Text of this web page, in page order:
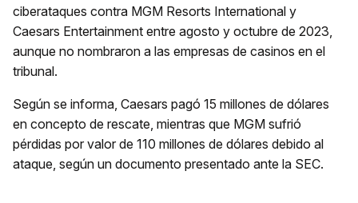
ciberataques contra MGM Resorts International y
Caesars Entertainment entre agosto y octubre de 2023,
aunque no nombraron a las empresas de casinos en el
tribunal.
Según se informa, Caesars pagó 15 millones de dólares
en concepto de rescate, mientras que MGM sufrió
pérdidas por valor de 110 millones de dólares debido al
ataque, según un documento presentado ante la SEC.